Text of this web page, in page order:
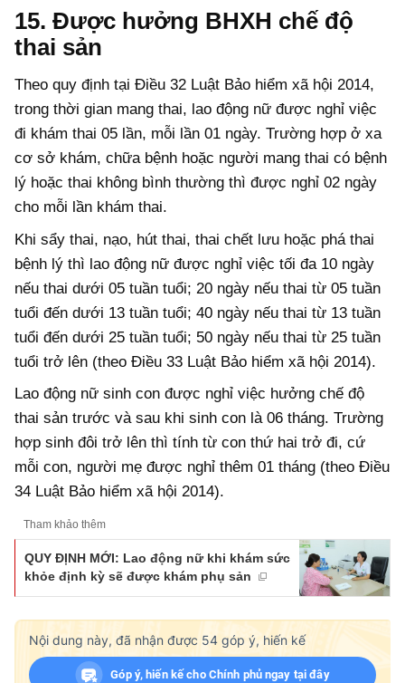
15. Được hưởng BHXH chế độ
thai sản
Theo quy định tại Điều 32 Luật Bảo hiểm xã hội 2014,
trong thời gian mang thai, lao động nữ được nghỉ việc
đi khám thai 05 lần, mỗi lần 01 ngày. Trường hợp ở xa
cơ sở khám, chữa bệnh hoặc người mang thai có bệnh
lý hoặc thai không bình thường thì được nghỉ 02 ngày
cho mỗi lần khám thai.
Khi sẩy thai, nạo, hút thai, thai chết lưu hoặc phá thai
bệnh lý thì lao động nữ được nghỉ việc tối đa 10 ngày
nếu thai dưới 05 tuần tuổi; 20 ngày nếu thai từ 05 tuần
tuổi đến dưới 13 tuần tuổi; 40 ngày nếu thai từ 13 tuần
tuổi đến dưới 25 tuần tuổi; 50 ngày nếu thai từ 25 tuần
tuổi trở lên (theo Điều 33 Luật Bảo hiểm xã hội 2014).
Lao động nữ sinh con được nghỉ việc hưởng chế độ
thai sản trước và sau khi sinh con là 06 tháng. Trường
hợp sinh đôi trở lên thì tính từ con thứ hai trở đi, cứ
mỗi con, người mẹ được nghỉ thêm 01 tháng (theo Điều
34 Luật Bảo hiểm xã hội 2014).
Tham khảo thêm
QUY ĐỊNH MỚI: Lao động nữ khi khám sức
khỏe định kỳ sẽ được khám phụ sản
Nội dung này, đã nhận được 54 góp ý, hiến kế
Góp ý, hiến kế cho Chính phủ ngay tại đây